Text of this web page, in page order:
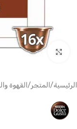
انقر للتكبير
الرئيسية/ المتجر/ القهوة